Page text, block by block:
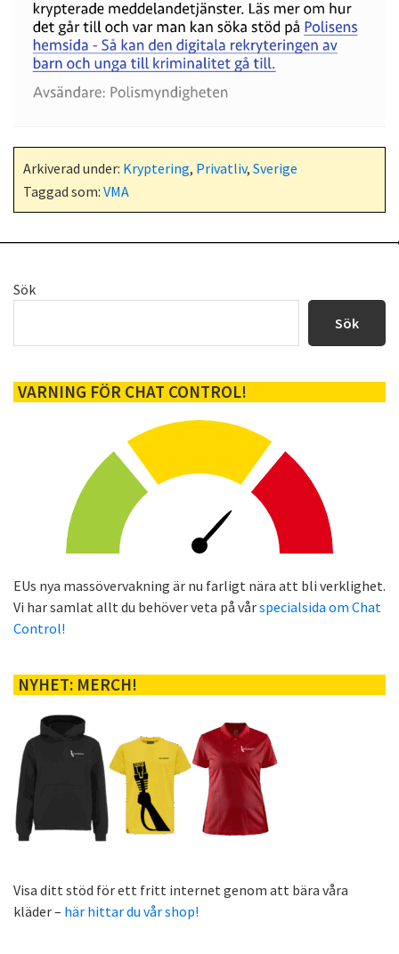
Arkiverad under: Kryptering, Privatliv, Sverige
Taggad som: VMA
Primärt
Sök
Sök
VARNING FÖR CHAT CONTROL!
EUs nya massövervakning är nu farligt nära att bli verklighet.
Vi har samlat allt du behöver veta på vårspecialsida om Chat
Control!
NYHET: MERCH!
Visa ditt stöd för ett fritt internet genom att bära våra
kläder – här hittar du vår shop!